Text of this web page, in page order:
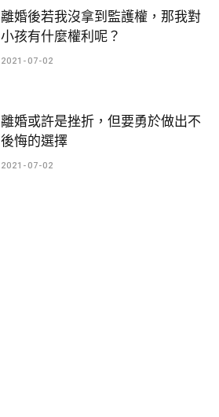
離婚後若我沒拿到監護權，那我對
小孩有什麼權利呢？
2021-07-02
離婚或許是挫折，但要勇於做出不
後悔的選擇
2021-07-02